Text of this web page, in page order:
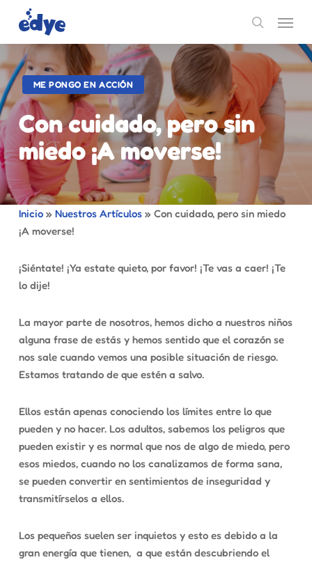
main
content
search
Menu
ME PONGO EN ACCIÓN
Con cuidado, pero sin
miedo ¡A moverse!
Inicio» Nuestros Artículos» Con cuidado, pero sin miedo
¡A moverse!
¡Siéntate! ¡Ya estate quieto, por favor! ¡Te vas a caer! ¡Te
lo dije!
La mayor parte de nosotros, hemos dicho a nuestros niños
alguna frase de estás y hemos sentido que el corazón se
nos sale cuando vemos una posible situación de riesgo.
Estamos tratando de que estén a salvo.
Ellos están apenas conociendo los límites entre lo que
pueden y no hacer. Los adultos, sabemos los peligros que
pueden existir y es normal que nos de algo de miedo, pero
esos miedos, cuando no los canalizamos de forma sana,
se pueden convertir en sentimientos de inseguridad y
transmitírselos a ellos.
Los pequeños suelen ser inquietos y esto es debido a la
gran energía que tienen, a que están descubriendo el